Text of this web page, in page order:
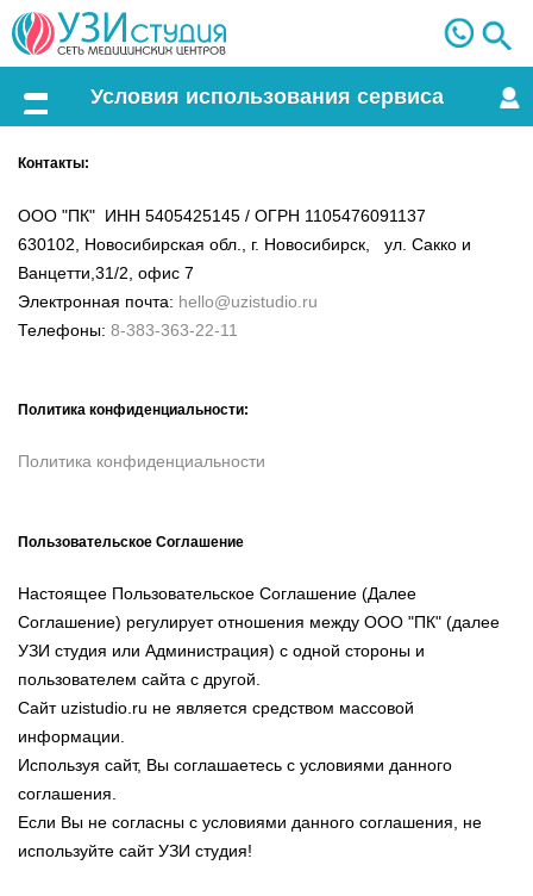
Меню
Условия использования сервиса
Контакты:
ООО "ПК" ИНН 5405425145 / ОГРН 1105476091137
630102, Новосибирская обл., г. Новосибирск, ул. Сакко и
Ванцетти,31/2, офис 7
Электронная почта: hello@uzistudio.ru
Телефоны: 8-383-363-22-11
Политика конфиденциальности:
Политика конфиденциальности
Пользовательское Соглашение
Настоящее Пользовательское Соглашение (Далее
Соглашение) регулирует отношения между ООО "ПК" (далее
УЗИ студия или Администрация) с одной стороны и
пользователем сайта с другой.
Сайт uzistudio.ru не является средством массовой
информации.
Используя сайт, Вы соглашаетесь с условиями данного
соглашения.
Если Вы не согласны с условиями данного соглашения, не
используйте сайт УЗИ студия!